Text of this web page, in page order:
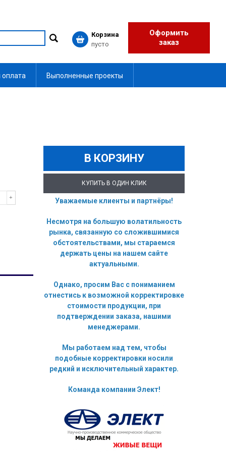
Корзина
пусто
Оформить
заказ
оплата Выполненные проекты
В КОРЗИНУ
КУПИТЬ В ОДИН КЛИК
Уважаемые клиенты и партнёры!
Несмотря на большую волатильность
рынка, связанную со сложившимися
обстоятельствами, мы стараемся
держать цены на нашем сайте
актуальными.
Однако, просим Вас с пониманием
отнестись к возможной корректировке
стоимости продукции, при
подтверждении заказа, нашими
менеджерами.
Мы работаем над тем, чтобы
подобные корректировки носили
редкий и исключительный характер.
Команда компании Элект!